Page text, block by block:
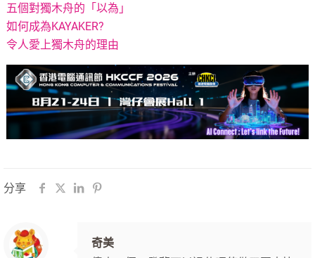
五個對獨木舟的「以為」
如何成為KAYAKER?
令人愛上獨木舟的理由
分享
奇美